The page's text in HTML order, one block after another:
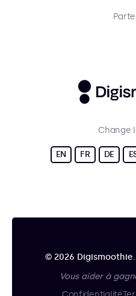
Change
EN FR DE
© 2026
Vous aider à